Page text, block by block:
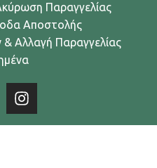
Παραγγελίας
Αποστολής
Αλλαγή Παραγγελίας